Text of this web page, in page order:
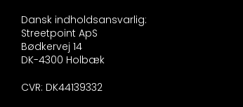
Dansk indholdsansvarlig:
Streetpoint ApS
Bødkervej 14
DK-4300 Holbæk
CVR: DK44139332